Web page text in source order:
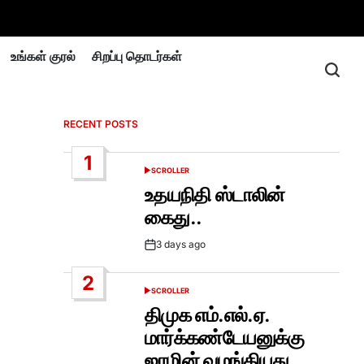
உங்கள் குரல் சிறப்பு தொடர்கள்
RECENT POSTS
1
POSTED
SCROLLER
உதயநிதி ஸ்டாலின்
கைது..
Post3 days ago
2
POSTED
SCROLLER
திமுக எம்.எல்.ஏ.
மார்க்கண்டேயனுக்கு